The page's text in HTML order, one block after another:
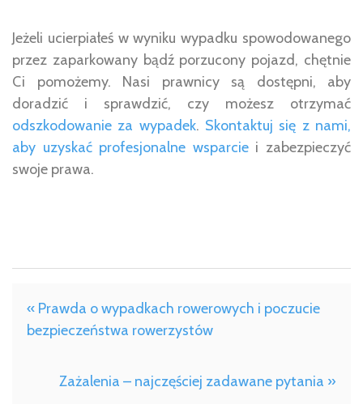
Jeżeli ucierpiałeś w wyniku wypadku spowodowanego
przez zaparkowany bądź porzucony pojazd, chętnie
Ci pomożemy. Nasi prawnicy są dostępni, aby
doradzić i sprawdzić, czy możesz otrzymać
odszkodowanie za wypadek. Skontaktuj się z nami,
aby uzyskać profesjonalne wsparciei zabezpieczyć
swoje prawa.
« Prawda o wypadkach rowerowych i poczucie
bezpieczeństwa rowerzystów
Zażalenia – najczęściej zadawane pytania »